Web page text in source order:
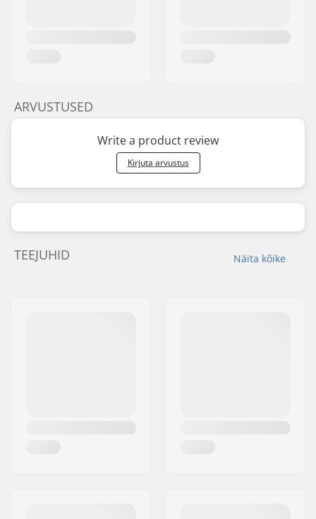
ARVUSTUSED
Write a product review
Kirjuta arvustus
Näita kõike
TEEJUHID